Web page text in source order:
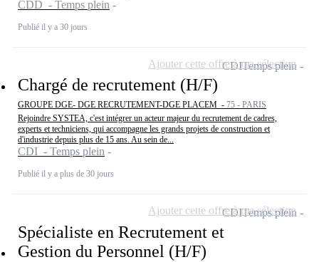
CDD - Temps plein
Publié il y a 30 jours
Chargé de recrutement (H/F)
GROUPE DGE- DGE RECRUTEMENT-DGE PLACEM - 75 - PARIS
Rejoindre SYSTEA, c'est intégrer un acteur majeur du recrutement de cadres,
experts et techniciens, qui accompagne les grands projets de construction et
d'industrie depuis plus de 15 ans. Au sein de...
CDI - Temps plein
Publié il y a plus de 30 jours
CDITemps plein
Ajouter cette offre à ma sélection
Spécialiste en Recrutement et
Gestion du Personnel (H/F)
CDITemps plein
Ajouter cette offre à ma sélection